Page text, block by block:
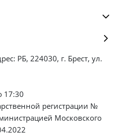
РБ, 224030, г. Брест, ул.
17:30
регистрации №
Московского